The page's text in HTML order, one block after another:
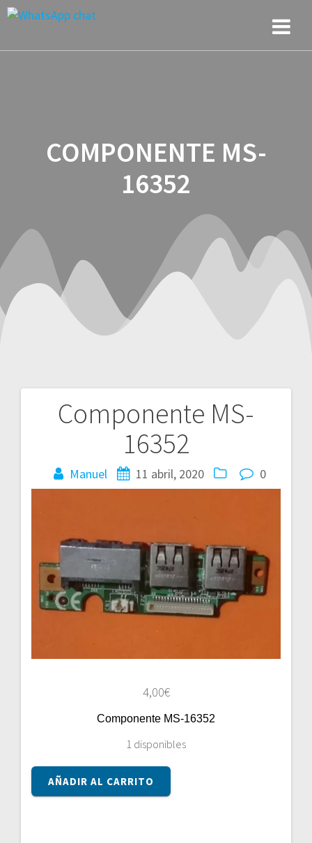
COMPONENTE MS-
16352
Componente MS-
16352
Manuel 11 abril, 2020 0
4,00€
Componente MS-16352
1 disponibles
Componente
MS-
AÑADIR AL CARRITO
Navegación
entradas